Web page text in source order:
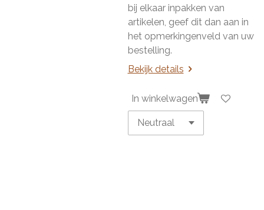
bij elkaar inpakken van
artikelen, geef dit dan aan in
het opmerkingenveld van uw
bestelling.
Bekijk details
In winkelwagen